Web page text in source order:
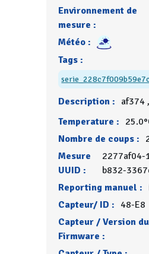
Environnement de
mesure :
Météo :
Tags :
Description : af374 ,
Temperature :
Nombre de coups :
Mesure
UUID :
2277af04-
b832-
Reporting manuel :
Capteur/ ID : 48-E8
Capteur / Version du
Firmware :